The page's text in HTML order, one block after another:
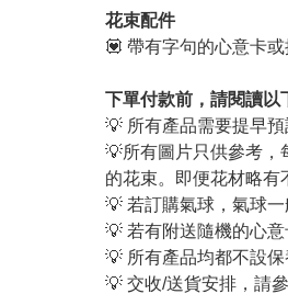
花束配件
💟 帶有字句的心意卡
下單付款前，請閱讀以
💡 所有產品需要提早
💡所有圖片只供參考，
的花束。即便花材略有
💡 若訂購氣球，氣球
💡 若有附送隨機的心
💡 所有產品均都不設保
💡 交收/送貨安排，請